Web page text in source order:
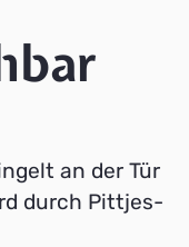
an der Tür
durch Pittjes-